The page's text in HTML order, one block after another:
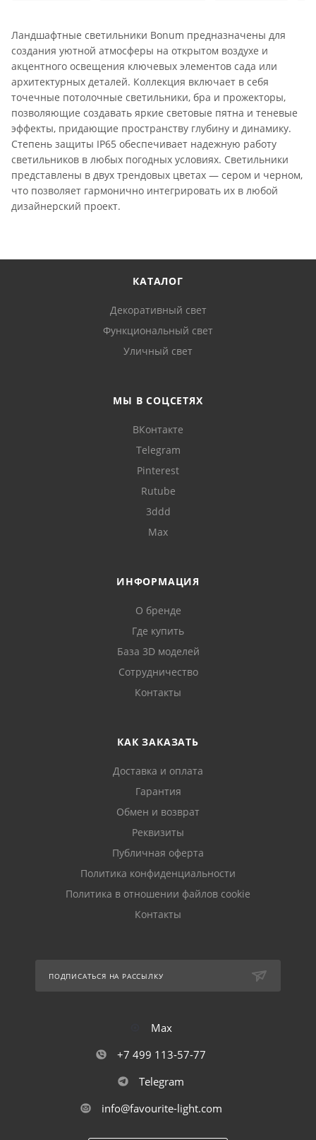
Ландшафтные светильники Bonum предназначены для
создания уютной атмосферы на открытом воздухе и
акцентного освещения ключевых элементов сада или
архитектурных деталей. Коллекция включает в себя
точечные потолочные светильники, бра и прожекторы,
позволяющие создавать яркие световые пятна и теневые
эффекты, придающие пространству глубину и динамику.
Степень защиты IP65 обеспечивает надежную работу
светильников в любых погодных условиях. Светильники
представлены в двух трендовых цветах — сером и черном,
что позволяет гармонично интегрировать их в любой
дизайнерский проект.
КАТАЛОГ
Декоративный свет
Функциональный свет
Уличный свет
МЫ В СОЦСЕТЯХ
ВКонтакте
Telegram
Pinterest
Rutube
3ddd
Max
ИНФОРМАЦИЯ
О бренде
Где купить
База 3D моделей
Сотрудничество
Контакты
КАК ЗАКАЗАТЬ
Доставка и оплата
Гарантия
Обмен и возврат
Реквизиты
Публичная оферта
Политика конфиденциальности
Политика в отношении файлов cookie
Контакты
ПОДПИСАТЬСЯ НА РАССЫЛКУ
Max
+7 499 113-57-77
Telegram
info@favourite-light.com